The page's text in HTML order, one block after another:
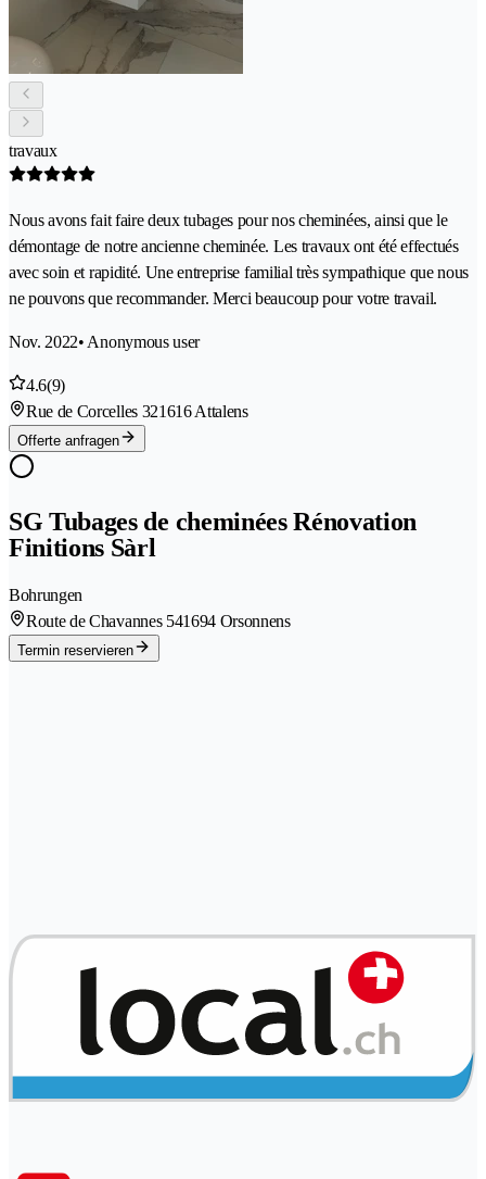
travaux
Nous avons fait faire deux tubages pour nos cheminées, ainsi que le
démontage de notre ancienne cheminée. Les travaux ont été effectués
avec soin et rapidité. Une entreprise familial très sympathique que nous
ne pouvons que recommander. Merci beaucoup pour votre travail.
Nov. 2022• Anonymous user
4.6(9)
Rue de Corcelles 321616 Attalens
Offerte anfragen
SG Tubages de cheminées Rénovation
Finitions Sàrl
Bohrungen
Route de Chavannes 541694 Orsonnens
Termin reservieren